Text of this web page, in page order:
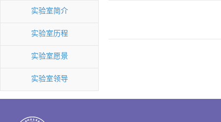
实验室简介
实验室历程
实验室愿景
实验室领导